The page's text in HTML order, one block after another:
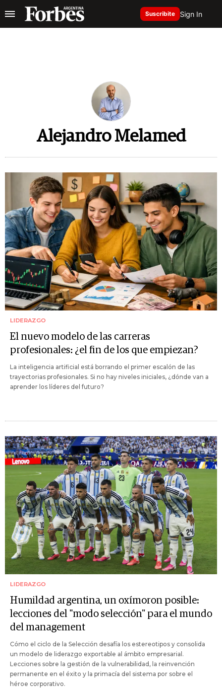
Suscribite Sign In
Alejandro Melamed
LIDERAZGO
El nuevo modelo de las carreras
profesionales: ¿el fin de los que empiezan?
La inteligencia artificial está borrando el primer escalón de las
trayectorias profesionales. Si no hay niveles iniciales, ¿dónde van a
aprender los líderes del futuro?
LIDERAZGO
Humildad argentina, un oxímoron posible:
lecciones del "modo selección" para el mundo
del management
Cómo el ciclo de la Selección desafía los estereotipos y consolida
un modelo de liderazgo exportable al ámbito empresarial.
Lecciones sobre la gestión de la vulnerabilidad, la reinvención
permanente en el éxito y la primacía del sistema por sobre el
héroe corporativo.